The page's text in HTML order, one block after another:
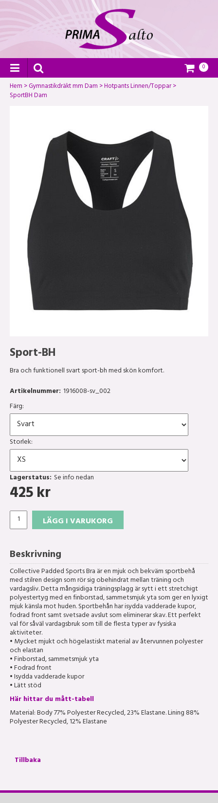
0
Hem >Gymnastikdräkt mm Dam >Hotpants Linnen/Toppar>
SportBH Dam
Sport-BH
Bra och funktionell svart sport-bh med skön komfort.
Artikelnummer: 1916008-sv_002
Färg:
Storlek:
Lagerstatus: Se info nedan
425kr
LÄGG I VARUKORG
Beskrivning
Collective Padded Sports Bra är en mjuk och bekväm sportbehå
med stilren design som rör sig obehindrat mellan träning och
vardagsliv. Detta mångsidiga träningsplagg är sytt i ett stretchigt
polyestertyg med en finborstad, sammetsmjuk yta som ger en lyxigt
mjuk känsla mot huden. Sportbehån har isydda vadderade kupor,
fodrad front samt svetsade avslut som eliminerar skav. Ett perfekt
val för såväl vardagsbruk som till de flesta typer av fysiska
aktiviteter.
• Mycket mjukt och högelastiskt material av återvunnen polyester
och elastan
• Finborstad, sammetsmjuk yta
• Fodrad front
• Isydda vadderade kupor
• Lätt stöd
Här hittar du mått-tabell
Material:Body 77% Polyester Recycled, 23% Elastane. Lining 88%
Polyester Recycled, 12% Elastane
Tillbaka